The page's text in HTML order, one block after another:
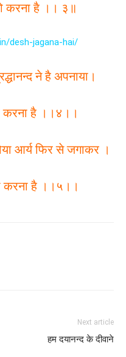
करना है ।। ३॥
desh-jagana-hai/
ने है अपनाया।
करना है ।।४।।
आर्य फिर से जगाकर ।
करना है ।।५।।
Next article
हम दयानन्द के दीवाने